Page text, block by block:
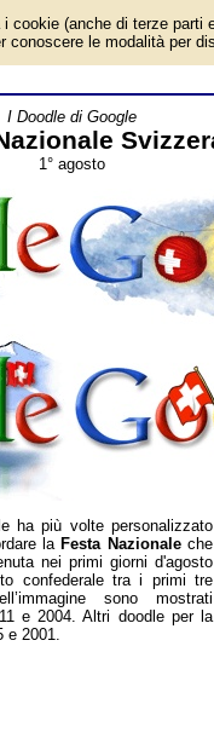
- Almanacco
per la rubrica 'I Doodle di
il suo logo per
I Doodle di Google
1° agosto
ha più volte personalizzato
la Festa Nazionaleche
nei primi giorni d'agosto
confederale tra i primi tre
sono mostrati
e 2004. Altri doodle per la
e 2001.
cookie (anche di terze parti
conoscere le modalità per